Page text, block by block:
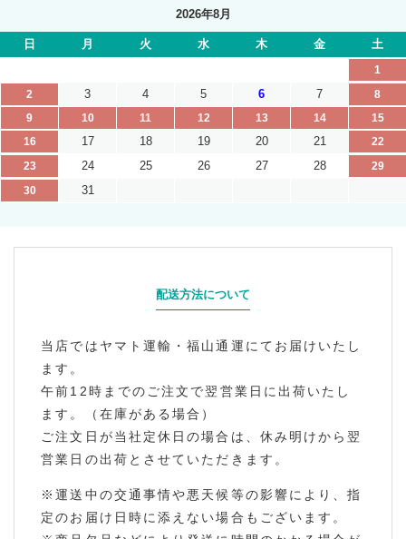
2026年8月
日 月 火 水 木 金 土
1
2
3 4 5 6 7
8
9
10 11 12 13 14
15
16
17 18 19 20 21
22
23
24 25 26 27 28
29
30
31
配送方法について
当店ではヤマト運輸・福山通運にてお届けいたし
ます。
午前12時までのご注文で翌営業日に出荷いたし
ます。（在庫がある場合）
ご注文日が当社定休日の場合は、休み明けから翌
営業日の出荷とさせていただきます。
※運送中の交通事情や悪天候等の影響により、指
定のお届け日時に添えない場合もございます。